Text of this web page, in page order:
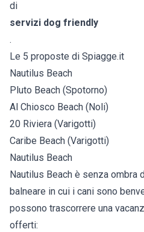
di
servizi dog friendly
.
Le 5 proposte di Spiagge.it
Nautilus Beach
Pluto Beach (Spotorno)
Al Chiosco Beach (Noli)
20 Riviera (Varigotti)
Caribe Beach (Varigotti)
Nautilus Beach
Nautilus Beach è senza ombra
balneare in cui i cani sono
possono trascorrere una
offerti: